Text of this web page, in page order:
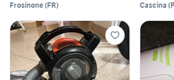
Frosinone(FR) Cascina (